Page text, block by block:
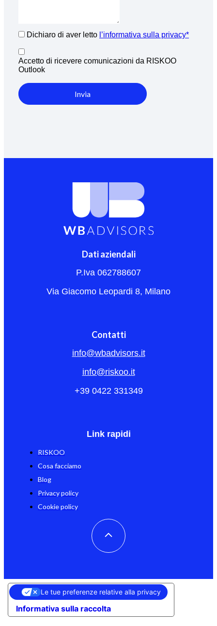
Dichiaro di aver letto l’informativa sulla privacy*
Accetto di ricevere comunicazioni da RISKOO
Outlook
Invia
Dati aziendali
P.Iva 062788607
Via Giacomo Leopardi 8, Milano
Contatti
info@wbadvisors.it
info@riskoo.it
+39 0422 331349
Link rapidi
RISKOO
Cosa facciamo
Blog
Privacy policy
Cookie policy
Informativa sulla raccolta
Le tue preferenze relative alla privacy